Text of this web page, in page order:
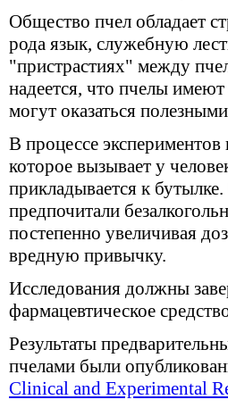
Общество пчел обладает
рода язык, служебную
"пристрастиях" между
надеется, что пчелы
могут оказаться
В процессе
которое вызывает у
прикладывается к
предпочитали
постепенно увеличивая
вредную привычку.
Исследования должны
фармацевтическое
Результаты
пчелами были
Clinical and Experimental